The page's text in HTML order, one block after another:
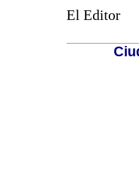
El Editor